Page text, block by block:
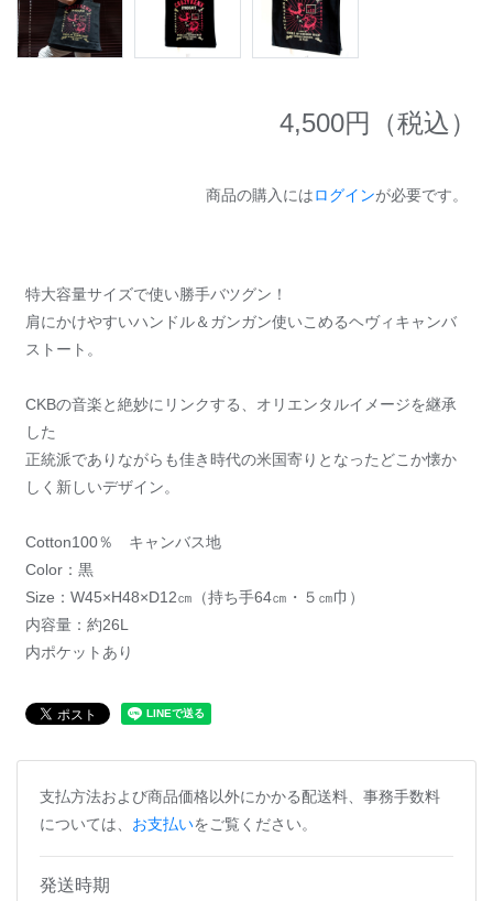
4,500円（税込）
商品の購入にはログインが必要です。
特大容量サイズで使い勝手バツグン！
肩にかけやすいハンドル＆ガンガン使いこめるヘヴィキャンバ
ストート。
CKBの音楽と絶妙にリンクする、オリエンタルイメージを継承
した
正統派でありながらも佳き時代の米国寄りとなったどこか懐か
しく新しいデザイン。
Cotton100％ キャンバス地
Color：黒
Size：W45×H48×D12㎝（持ち手64㎝・５㎝巾）
内容量：約26L
内ポケットあり
支払方法および商品価格以外にかかる配送料、事務手数料
については、 お支払いをご覧ください。
発送時期